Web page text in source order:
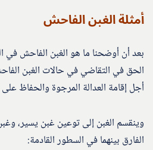
أمثلة الغبن الفاحش
بعد أن أوضحنا ما هو الغبن الفاحش في
الحق في التقاضي في حالات الغبن
أجل إقامة العدالة المرجوة والحفاظ
وينقسم الغبن إلى توعين غبن يسير،
الفارق بينهما في السطور القادمة: